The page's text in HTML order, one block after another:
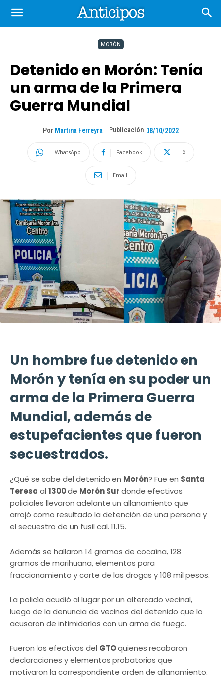
MORÓN
Detenido en Morón: Tenía
un arma de la Primera
Guerra Mundial
Por Martina Ferreyra Publicación 08/10/2022
WhatsApp Facebook X
Email
Un hombre fue detenido en
Morón y tenía en su poder un
arma de la Primera Guerra
Mundial, además de
estupefacientes que fueron
secuestrados.
¿Qué se sabe del detenido en Morón? Fue en Santa
Teresa al 1300de Morón Surdonde efectivos
policiales llevaron adelante un allanamiento que
arrojó como resultado la detención de una persona y
el secuestro de un fusil cal. 11.15.
Además se hallaron 14 gramos de cocaína, 128
gramos de marihuana, elementos para
fraccionamiento y corte de las drogas y 108 mil pesos.
La policía acudió al lugar por un altercado vecinal,
luego de la denuncia de vecinos del detenido que lo
acusaron de intimidarlos con un arma de fuego.
Fueron los efectivos del GTOquienes recabaron
declaraciones y elementos probatorios que
motivaron la correspondiente orden de allanamiento.